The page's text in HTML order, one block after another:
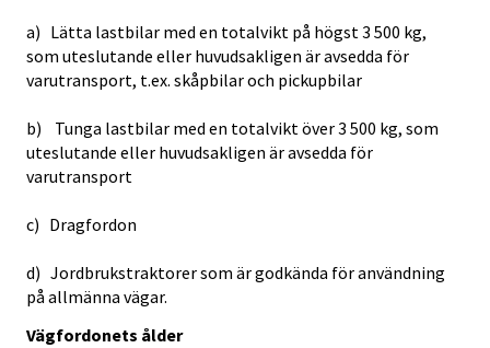
a) Lätta lastbilar med en totalvikt på högst 3 500 kg,
som uteslutande eller huvudsakligen är avsedda för
varutransport, t.ex. skåpbilar och pickupbilar
b) Tunga lastbilar med en totalvikt över 3 500 kg, som
uteslutande eller huvudsakligen är avsedda för
varutransport
c) Dragfordon
d) Jordbrukstraktorer som är godkända för användning
på allmänna vägar.
Vägfordonets ålder